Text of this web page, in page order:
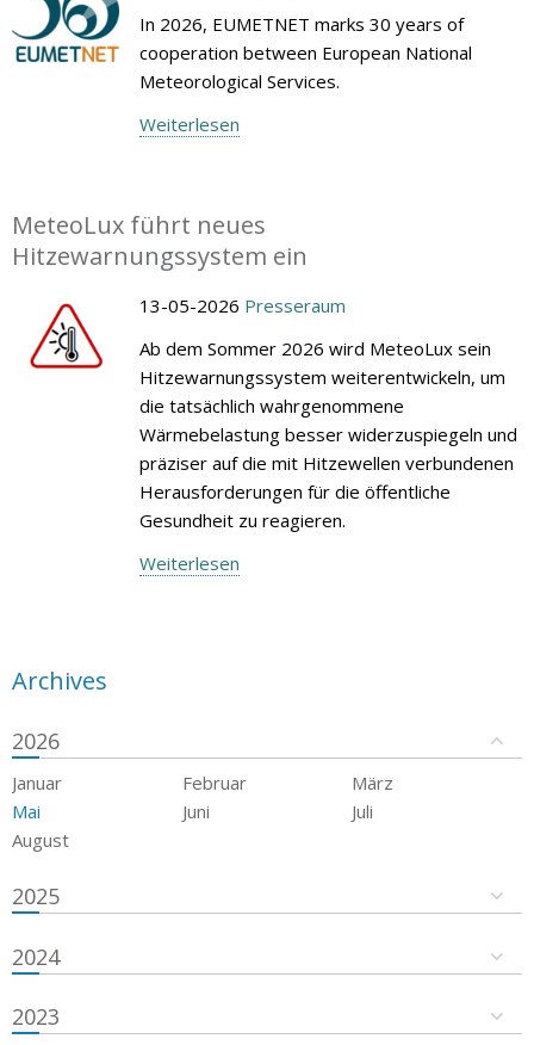
In 2026, EUMETNET marks 30 years of
cooperation between European National
Meteorological Services.
Weiterlesen
MeteoLux führt neues
Hitzewarnungssystem ein
13-05-2026 Presseraum
Ab dem Sommer 2026 wird MeteoLux sein
Hitzewarnungssystem weiterentwickeln, um
die tatsächlich wahrgenommene
Wärmebelastung besser widerzuspiegeln und
präziser auf die mit Hitzewellen verbundenen
Herausforderungen für die öffentliche
Gesundheit zu reagieren.
Weiterlesen
Archives
2026
Januar Februar
März
Mai
Juni
Juli
August
2025
2024
2023